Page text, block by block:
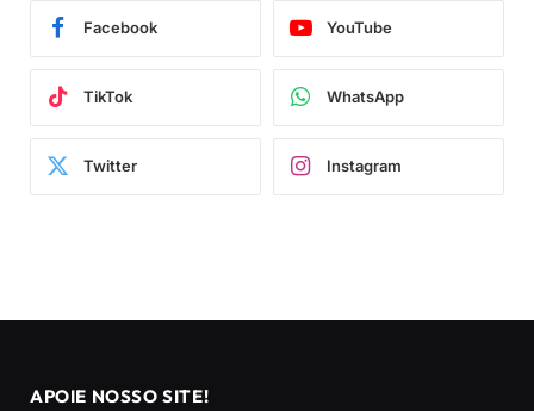
Facebook YouTube
TikTok WhatsApp
Twitter Instagram
APOIE NOSSO SITE!